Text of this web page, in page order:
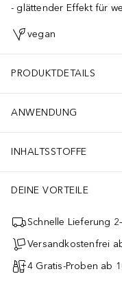
glättender Effekt für
vegan
PRODUKTDETAILS
ANWENDUNG
INHALTSSTOFFE
DEINE VORTEILE
Schnelle Lieferung
Versandkostenfrei
4 Gratis-Proben ab